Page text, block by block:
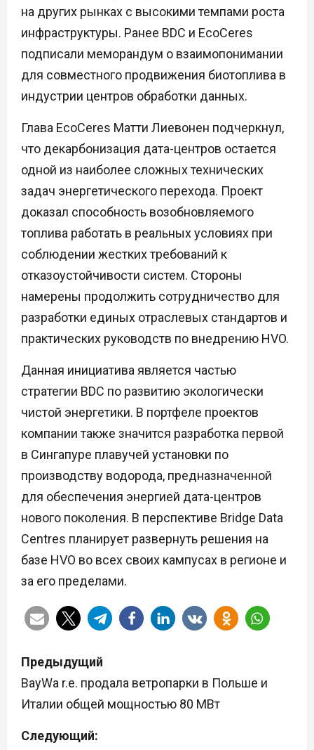
на других рынках с высокими темпами роста
инфраструктуры. Ранее BDC и EcoCeres
подписали меморандум о взаимопонимании
для совместного продвижения биотоплива в
индустрии центров обработки данных.
Глава EcoCeres Матти Лиевонен подчеркнул,
что декарбонизация дата-центров остается
одной из наиболее сложных технических
задач энергетического перехода. Проект
доказал способность возобновляемого
топлива работать в реальных условиях при
соблюдении жестких требований к
отказоустойчивости систем. Стороны
намерены продолжить сотрудничество для
разработки единых отраслевых стандартов и
практических руководств по внедрению HVO.
Данная инициатива является частью
стратегии BDC по развитию экологически
чистой энергетики. В портфеле проектов
компании также значится разработка первой
в Сингапуре плавучей установки по
производству водорода, предназначенной
для обеспечения энергией дата-центров
нового поколения. В перспективе Bridge Data
Centres планирует развернуть решения на
базе HVO во всех своих кампусах в регионе и
за его пределами.
Н
а
в
и
Предыдущий
BayWa r.e. продала ветропарки в Польше и
Италии общей мощностью 80 МВт
Следующий: